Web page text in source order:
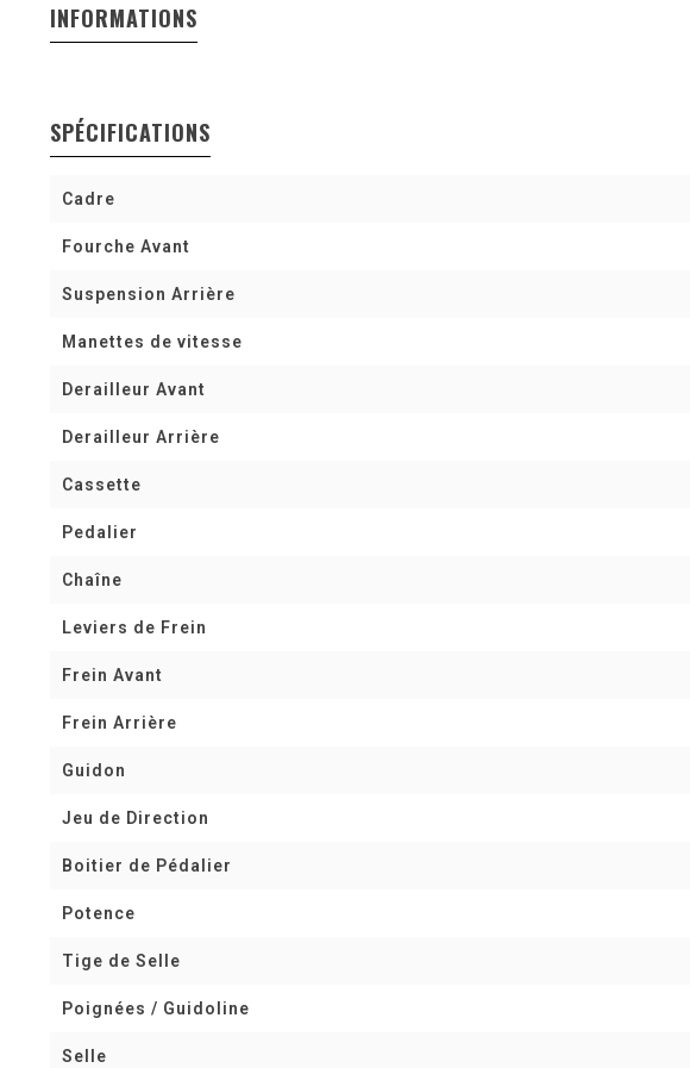
INFORMATIONS
SPÉCIFICATIONS
Cadre
Fourche Avant
Suspension Arrière
Manettes de vitesse
Derailleur Avant
Derailleur Arrière
Cassette
Pedalier
Chaîne
Leviers de Frein
Frein Avant
Frein Arrière
Guidon
Jeu de Direction
Boitier de Pédalier
Potence
Tige de Selle
Poignées / Guidoline
Selle